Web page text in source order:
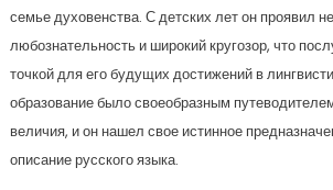
семье духовенства. С детских лет он проявил
любознательность и широкий кругозор, что
точкой для его будущих достижений в
образование было своеобразным
величия, и он нашел свое истинное
описание русского языка.